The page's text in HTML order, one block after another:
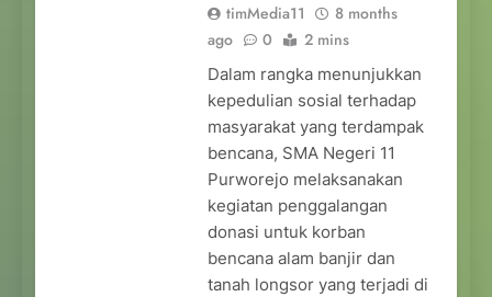
timMedia11
8 months
ago
0 2 mins
Dalam rangka menunjukkan
kepedulian sosial terhadap
masyarakat yang terdampak
bencana, SMA Negeri 11
Purworejo melaksanakan
kegiatan penggalangan
donasi untuk korban
bencana alam banjir dan
tanah longsor yang terjadi di